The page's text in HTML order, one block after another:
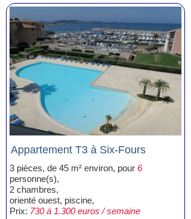
Appartement T3 à Six-Fours
3 pièces, de 45 m² environ, pour 6
personne(s),
2 chambres,
orienté ouest, piscine,
Prix: 730 à 1.300 euros / semaine